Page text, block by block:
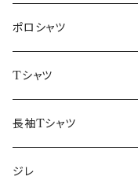
48/L
50/XL～
46/M
48/L
50/XL～
～44/S
46/M
48/L
50/XL～
ポロシャツ
～44/S
46/M
48/L
Tシャツ
～44/S
46/M
長袖Tシャツ
～44/S
ジレ